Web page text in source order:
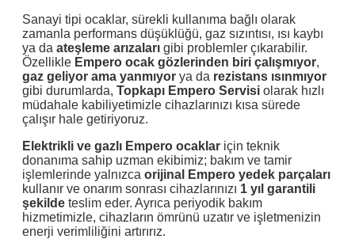
Sanayi tipi ocaklar, sürekli kullanıma bağlı olarak
zamanla performans düşüklüğü, gaz sızıntısı, ısı kaybı
ya da ateşleme arızaları gibi problemler çıkarabilir.
Özellikle Empero ocak gözlerinden biri çalışmıyor,
gaz geliyor ama yanmıyor ya da rezistans ısınmıyor
gibi durumlarda, Topkapı Empero Servisi olarak hızlı
müdahale kabiliyetimizle cihazlarınızı kısa sürede
çalışır hale getiriyoruz.
Elektrikli ve gazlı Empero ocaklar için teknik
donanıma sahip uzman ekibimiz; bakım ve tamir
işlemlerinde yalnızca orijinal Empero yedek parçaları
kullanır ve onarım sonrası cihazlarınızı 1 yıl garantili
şekilde teslim eder. Ayrıca periyodik bakım
hizmetimizle, cihazların ömrünü uzatır ve işletmenizin
enerji verimliliğini artırırız.